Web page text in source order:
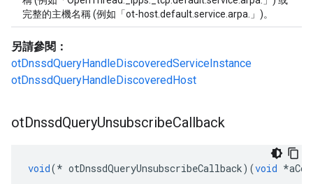
完整的主機名稱 (例如「ot-host.default.service.arpa.」)。
另請參閱：
otDnssdQueryHandleDiscoveredServiceInstance
otDnssdQueryHandleDiscoveredHost
otDnssdQueryUnsubscribeCallback
void(* otDnssdQueryUnsubscribeCallback)(void *